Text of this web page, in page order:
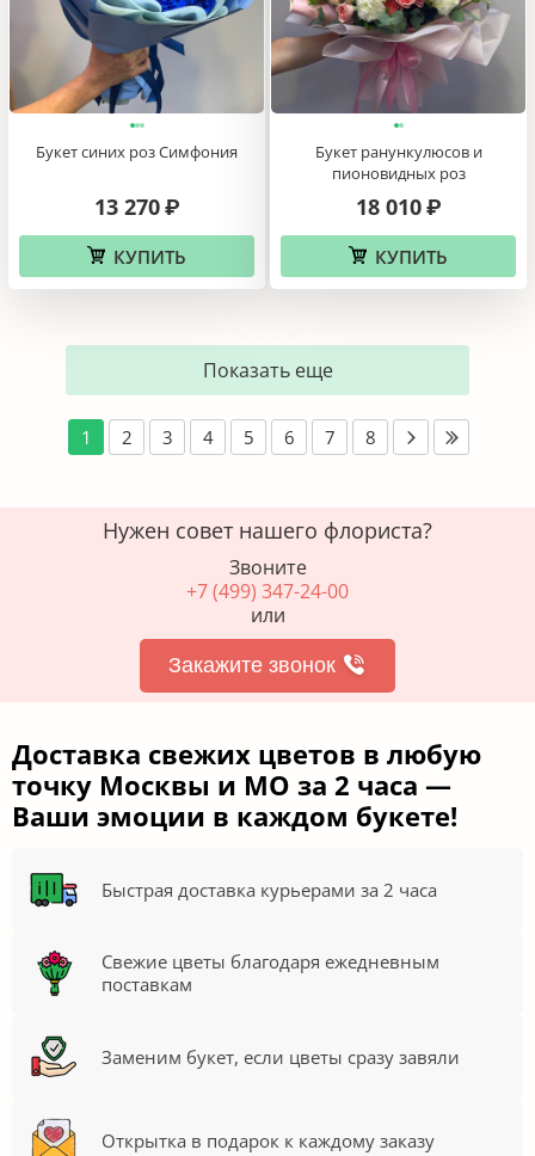
16 690₽
КУПИТЬ
13 100₽
КУПИТЬ
13 270₽
пионовидных роз
18 010₽
Показать еще
3 4 5 6 7 8
Нужен совет нашего флориста?
Звоните
Доставка свежих цветов в любую
точку Москвы и МО за 2 часа —
Ваши эмоции в каждом букете!
Быстрая доставка курьерами за 2 часа